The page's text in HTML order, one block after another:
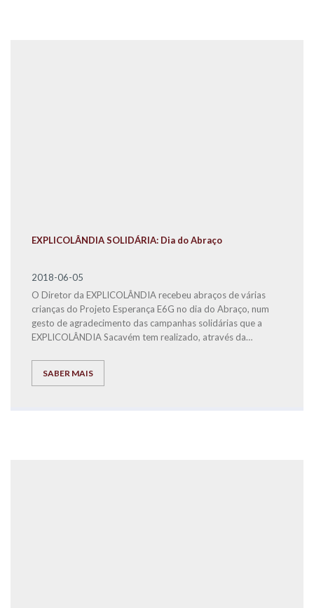
EXPLICOLÂNDIA SOLIDÁRIA: Dia do Abraço
2018-06-05
O Diretor da EXPLICOLÂNDIA recebeu abraços de várias
crianças do Projeto Esperança E6G no dia do Abraço, num
gesto de agradecimento das campanhas solidárias que a
EXPLICOLÂNDIA Sacavém tem realizado, através da
SABER MAIS